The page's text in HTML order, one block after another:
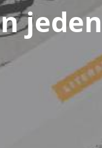
jeden